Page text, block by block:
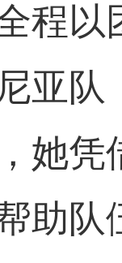
程以
亚队
她
助